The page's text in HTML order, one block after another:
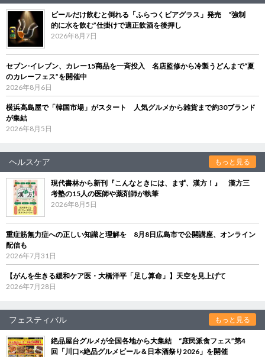
ビールだけ飲むと倒れる「ふらつくビアグラス」発売 “強制
的に水を飲む”仕掛けで適正飲酒を後押し
2026年8月7日
セブン‐イレブン、カレー15商品を一斉投入 名店監修から冷製うどんまで“夏
のカレーフェス”を開催中
2026年8月6日
横浜高島屋で「韓国市場」がスタート 人気グルメから雑貨まで約30ブランド
が集結
2026年8月5日
ヘルスケア もっと見る
現代書林から新刊『こんなときには、まず、漢方！』 漢方三
考塾の15人の医師や薬剤師が執筆
2026年8月5日
重症筋無力症への正しい知識と理解を 8月8日広島市で公開講座、オンライン
配信も
2026年7月31日
【がんを生きる緩和ケア医・大橋洋平「足し算命」】天空を見上げて
2026年7月28日
フェスティバル もっと見る
絶品屋台グルメが全国各地から大集結 “庶民派食フェス”第4
回「川口×絶品グルメビール＆日本酒祭り2026」を開催